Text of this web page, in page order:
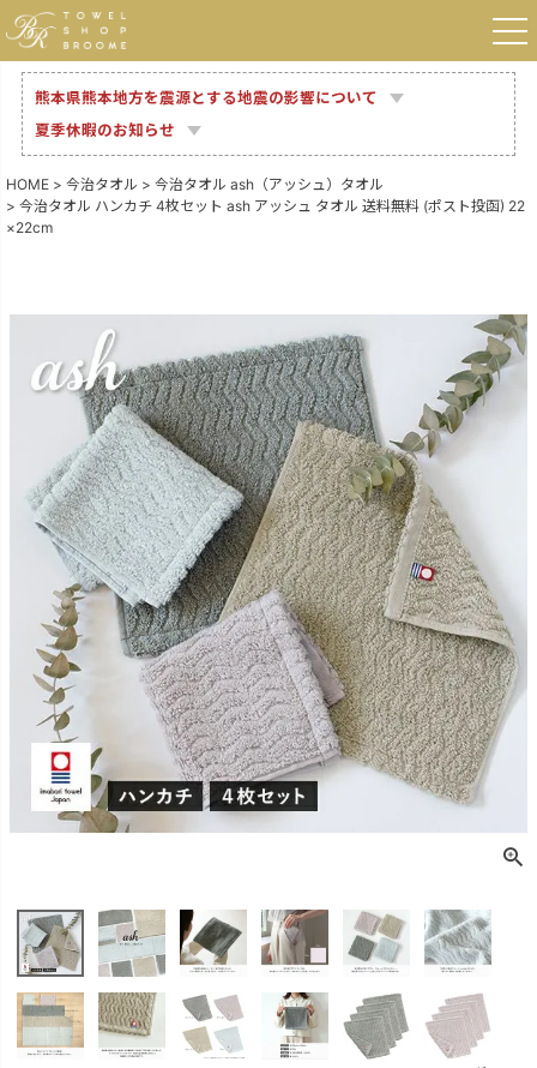
熊本県熊本地方を震源とする地震の影響について
夏季休暇のお知らせ
HOME 今治タオル
今治タオル ash（アッシュ）タオル
今治タオル ハンカチ 4枚セット ash アッシュ タオル 送料無料 (ポスト投函) 22
×22cm